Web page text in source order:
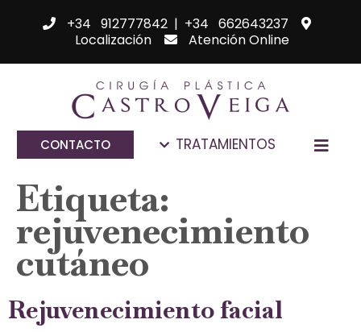
+34 912777842| +34 662643237
Localización
Atención Online
CONTACTO TRATAMIENTOS
Etiqueta:
rejuvenecimiento
cutáneo
Rejuvenecimiento facial